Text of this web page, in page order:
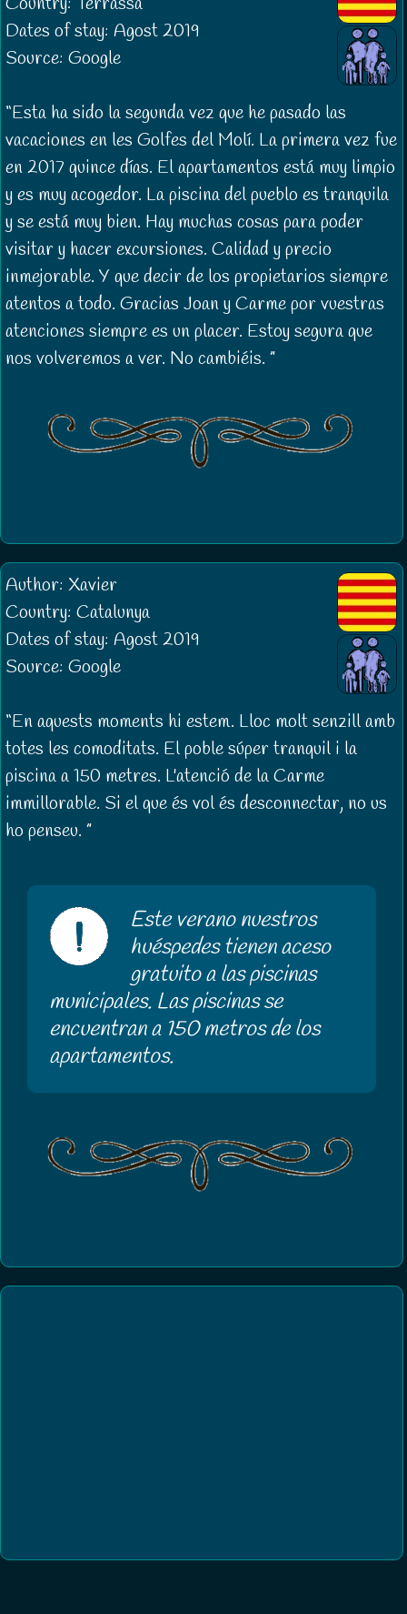
Dates of stay: Agost 2019
Source: Google
Esta ha sido la segunda vez que he pasado las
vacaciones en les Golfes del Molí. La primera vez fue
en 2017 quince días. El apartamentos está muy limpio
y es muy acogedor. La piscina del pueblo es tranquila
y se está muy bien. Hay muchas cosas para poder
visitar y hacer excursiones. Calidad y precio
inmejorable. Y que decir de los propietarios siempre
atentos a todo. Gracias Joan y Carme por vuestras
atenciones siempre es un placer. Estoy segura que
nos volveremos a ver. No cambiéis.
Author: Xavier
Country: Catalunya
Dates of stay: Agost 2019
Source: Google
En aquests moments hi estem. Lloc molt senzill amb
totes les comoditats. El poble súper tranquil i la
piscina a 150 metres. L'atenció de la Carme
immillorable. Si el que és vol és desconnectar, no us
ho penseu.
Este verano nuestros
huéspedes tienen aceso
gratuito a las piscinas
municipales. Las piscinas se
encuentran a 150 metros de los
apartamentos.